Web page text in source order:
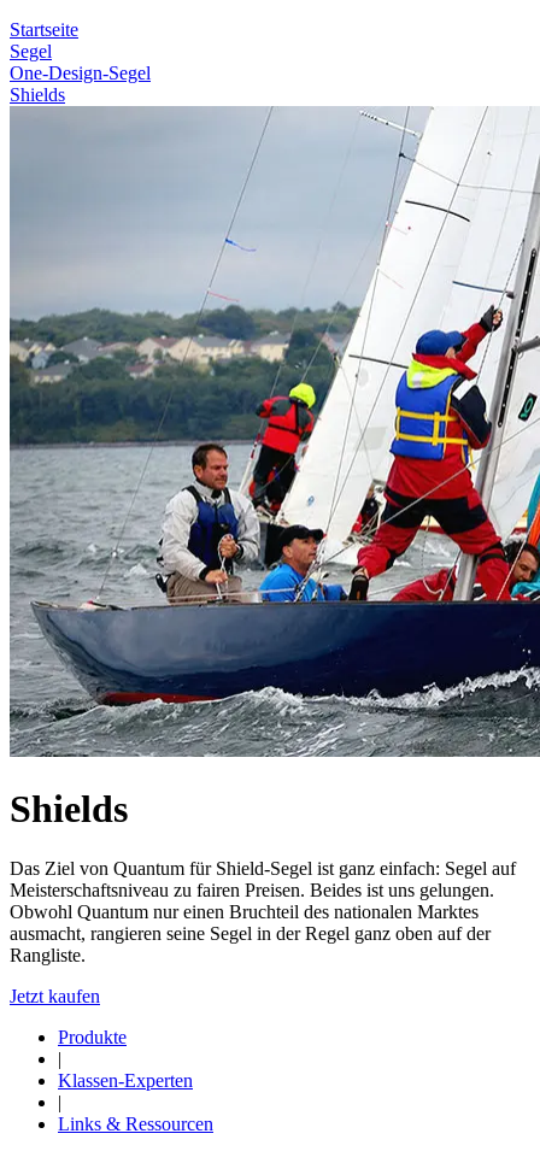
Startseite
Segel
One-Design-Segel
Shields
Shields
Das Ziel von Quantum für Shield-Segel ist ganz einfach: Segel auf
Meisterschaftsniveau zu fairen Preisen. Beides ist uns gelungen.
Obwohl Quantum nur einen Bruchteil des nationalen Marktes
ausmacht, rangieren seine Segel in der Regel ganz oben auf der
Rangliste.
Jetzt kaufen
Produkte
|
Klassen-Experten
|
Links & Ressourcen